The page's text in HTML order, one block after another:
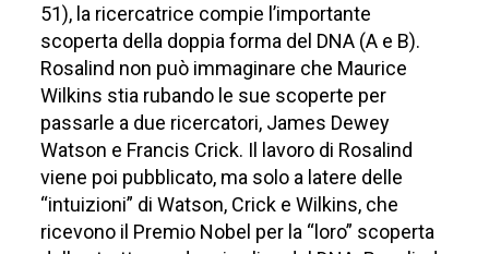
51), la ricercatrice compie l’importante
scoperta della doppia forma del DNA (A e B).
Rosalind non può immaginare che Maurice
Wilkins stia rubando le sue scoperte per
passarle a due ricercatori, James Dewey
Watson e Francis Crick. Il lavoro di Rosalind
viene poi pubblicato, ma solo a latere delle
“intuizioni” di Watson, Crick e Wilkins, che
ricevono il Premio Nobel per la “loro” scoperta